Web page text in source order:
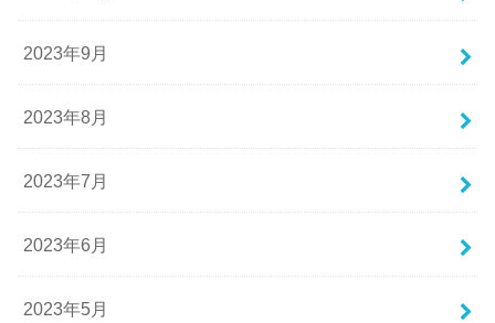
2023年9月
2023年8月
2023年7月
2023年6月
2023年5月